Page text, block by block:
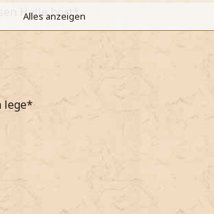
Halle hört*
welche ihr echt gut gelungen ist*
Alles anzeigen
lege*